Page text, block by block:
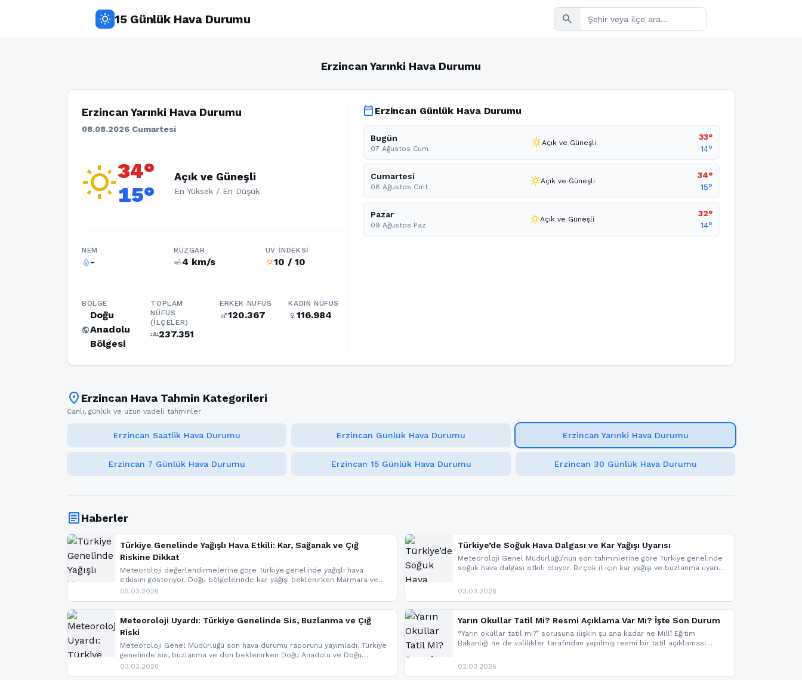
wb_sunny 15 Günlük Hava Durumu search
Erzincan Yarınki Hava Durumu
Erzincan Yarınki Hava Durumu
08.08.2026 Cumartesi
wb_sunny34°
15°
Açık ve Güneşli
En Yüksek / En Düşük
NEM
humidity_percentage-
RÜZGAR
air4 km/s
UV İNDEKSI
wb_sunny10 / 10
BÖLGE
public
Doğu
Anadolu
Bölgesi
TOPLAM
NÜFUS
(İLÇELER)
groups237.351
ERKEK NÜFUS
male120.367
KADIN NÜFUS
female116.984
calendar_today Erzincan Günlük Hava Durumu
Bugün
07 Ağustos Cum wb_sunnyAçık ve Güneşli
33°
14°
Cumartesi
08 Ağustos Cmt wb_sunnyAçık ve Güneşli
34°
15°
Pazar
09 Ağustos Paz wb_sunnyAçık ve Güneşli
32°
14°
location_on Erzincan Hava Tahmin Kategorileri
Canlı, günlük ve uzun vadeli tahminler
Erzincan Saatlik Hava Durumu Erzincan Günlük Hava Durumu Erzincan Yarınki Hava Durumu
Erzincan 7 Günlük Hava Durumu Erzincan 15 Günlük Hava Durumu Erzincan 30 Günlük Hava Durumu
articleHaberler
Türkiye Genelinde Yağışlı Hava Etkili: Kar, Sağanak ve Çığ
Riskine Dikkat
Meteoroloji değerlendirmelerine göre Türkiye genelinde yağışlı hava
etkisini gösteriyor. Doğu bölgelerinde kar yağışı beklenirken Marmara ve
Kuzey Ege’de sağanak yağmur, yüksek kesimlerde ise çığ tehlikesi
yaşanabileceği belirtiliyor.
05.03.2026
Türkiye’de Soğuk Hava Dalgası ve Kar Yağışı Uyarısı
Meteoroloji Genel Müdürlüğü’nün son tahminlerine göre Türkiye genelinde
soğuk hava dalgası etkili oluyor. Birçok il için kar yağışı ve buzlanma uyarısı
03.03.2026
Meteoroloji Uyardı: Türkiye Genelinde Sis, Buzlanma ve Çığ
Riski
Meteoroloji Genel Müdürlüğü son hava durumu raporunu yayımladı. Türkiye
genelinde sis, buzlanma ve don beklenirken Doğu Anadolu ve Doğu
Karadeniz’in yüksek kesimlerinde çığ riski uyarısı yapıldı. İşte son dakika
03.03.2026
Yarın Okullar Tatil Mi? Resmi Açıklama Var Mı? İşte Son Durum
“Yarın okullar tatil mi?” sorusuna ilişkin şu ana kadar ne Millî Eğitim
Bakanlığı ne de valilikler tarafından yapılmış resmi bir tatil açıklaması
paylaşacağız. En hızlı şekilde haberdar olmak için sitemizi takip edebilir ve
02.03.2026